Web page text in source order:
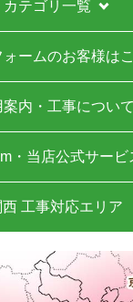
カテゴリ一覧
ームのお客様は
案内・工事について
・当店公式サービ
西 工事対応エリア